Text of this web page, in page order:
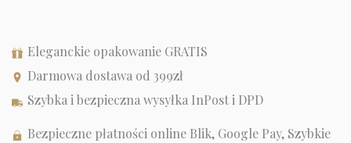
Eleganckie opakowanie GRATIS
Darmowa dostawa od 399zł
Szybka i bezpieczna wysyłka InPost i DPD
Bezpieczne płatności online Blik, Google Pay, Szybkie